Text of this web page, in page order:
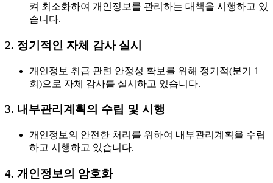
켜 최소화하여 개인정보를 관리하는 대책을 시행하고 있
습니다.
2. 정기적인 자체 감사 실시
개인정보 취급 관련 안정성 확보를 위해 정기적(분기 1
회)으로 자체 감사를 실시하고 있습니다.
3. 내부관리계획의 수립 및 시행
개인정보의 안전한 처리를 위하여 내부관리계획을 수립
하고 시행하고 있습니다.
4. 개인정보의 암호화